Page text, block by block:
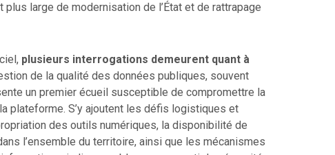
plus large de modernisation de l’État et de rattrapage
plusieurs interrogations demeurent quant à
de la qualité des données publiques, souvent
un premier écueil susceptible de compromettre la
plateforme. S’y ajoutent les défis logistiques et
des outils numériques, la disponibilité de
l’ensemble du territoire, ainsi que les mécanismes